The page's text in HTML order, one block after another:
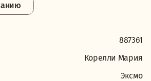
887361
Корелли Мария
Эксмо